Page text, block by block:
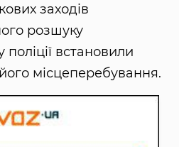
заходів
розшуку
поліції встановили
місцеперебування.